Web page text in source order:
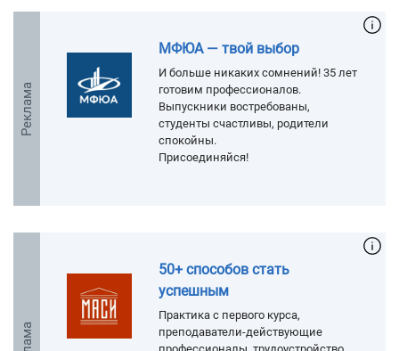
Реклама
МФЮА — твой выбор
И больше никаких сомнений! 35 лет
готовим профессионалов.
Выпускники востребованы,
студенты счастливы, родители
спокойны.
Присоединяйся!
50+ способов стать
успешным
Практика с первого курса,
преподаватели-действующие